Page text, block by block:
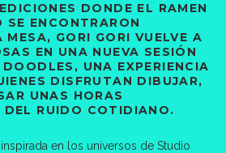
DONDE EL RAMEN
ENCONTRARON
MESA, GORI GORI VUELVE A
EN UNA NUEVA SESIÓN
UNA EXPERIENCIA
DISFRUTAN DIBUJAR,
UNAS HORAS
DEL RUIDO COTIDIANO.
en los universos de Studio